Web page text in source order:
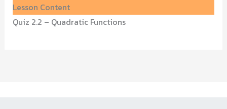
Lesson Content
Quiz 2.2 – Quadratic Functions